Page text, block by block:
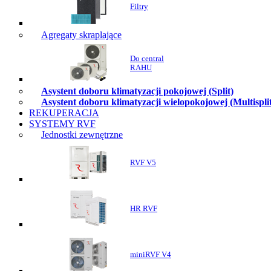
Filtry
Agregaty skraplające
Do central
RAHU
Asystent doboru klimatyzacji pokojowej (Split)
Asystent doboru klimatyzacji wielopokojowej
REKUPERACJA
SYSTEMY RVF
Jednostki zewnętrzne
RVF V5
HR RVF
miniRVF V4